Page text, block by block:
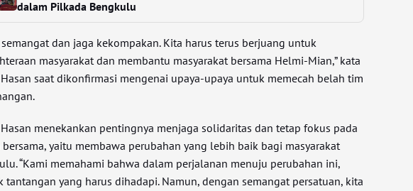
dalam Pilkada Bengkulu
semangat dan jaga kekompakan. Kita harus terus berjuang untuk
masyarakat dan membantu masyarakat bersama Helmi-Mian,” kata
saat dikonfirmasi mengenai upaya-upaya untuk memecah belah tim
menekankan pentingnya menjaga solidaritas dan tetap fokus pada
yaitu membawa perubahan yang lebih baik bagi masyarakat
“Kami memahami bahwa dalam perjalanan menuju perubahan ini,
tantangan yang harus dihadapi. Namun, dengan semangat persatuan, kita